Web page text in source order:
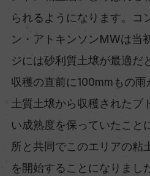
られるようになります。コ
ン・アトキンソンMWは当
ジには砂利質土壌が最適だ
収穫の直前に100mmもの
土質土壌から収穫されたブ
い成熟度を保っていたこと
所と共同でこのエリアの粘
を開始することになりまし